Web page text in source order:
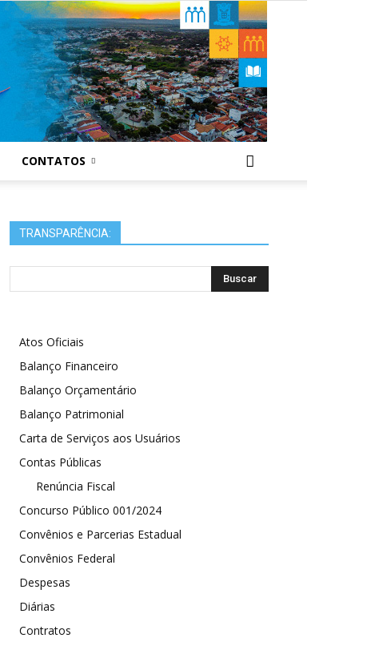
CONTATOS
TRANSPARÊNCIA:
Atos Oficiais
Balanço Financeiro
Balanço Orçamentário
Balanço Patrimonial
Carta de Serviços aos Usuários
Contas Públicas
Renúncia Fiscal
Concurso Público 001/2024
Convênios e Parcerias Estadual
Convênios Federal
Despesas
Diárias
Contratos